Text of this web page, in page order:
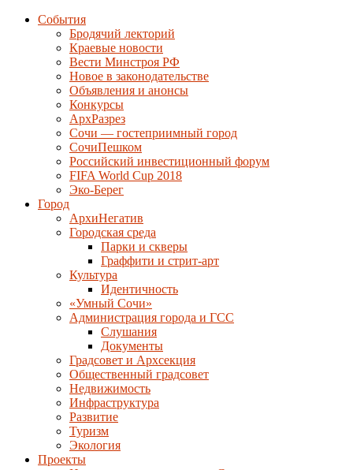
События
Бродячий лекторий
Краевые новости
Вести Минстроя РФ
Новое в законодательстве
Объявления и анонсы
Конкурсы
АрхРазрез
Сочи — гостеприимный город
СочиПешком
Российский инвестиционный форум
FIFA World Cup 2018
Эко-Берег
Город
АрхиНегатив
Городская среда
Парки и скверы
Граффити и стрит-арт
Культура
Идентичность
«Умный Сочи»
Администрация города и ГСС
Слушания
Документы
Градсовет и Архсекция
Общественный градсовет
Недвижимость
Инфраструктура
Развитие
Туризм
Экология
Проекты